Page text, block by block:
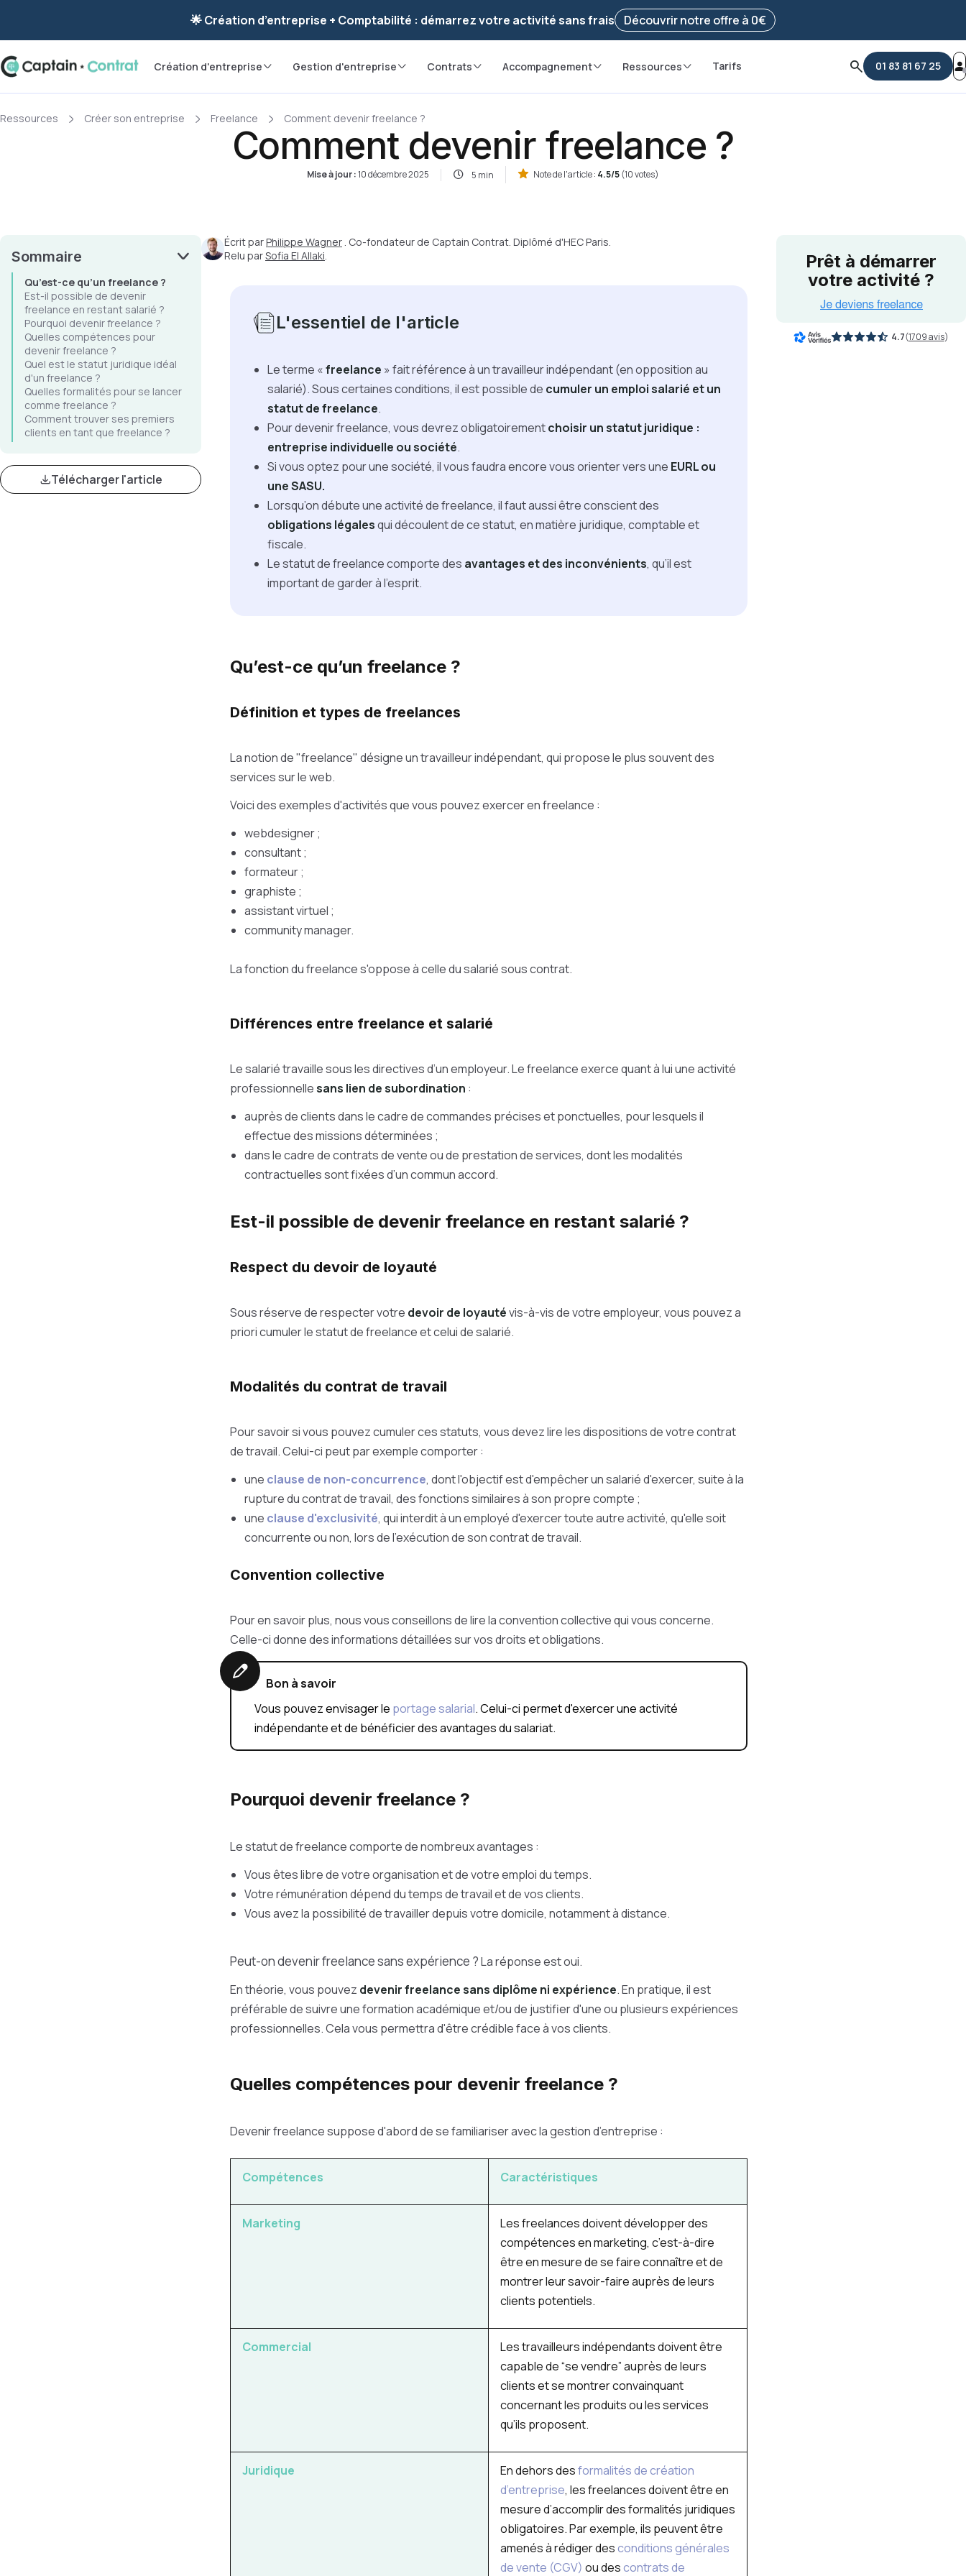
Ravis de vous revoir ! Votre démarchea été enregistrée 🚀 Reprendre ma démarche
🌟 Création d’entreprise + Comptabilité : démarrez votre activité sans frais Découvrir notre offre à 0€
Création d'entreprise Gestion d'entreprise Contrats Accompagnement Ressources Tarifs 01 83 81 67 25
Ressources Créer son entreprise Freelance Comment devenir freelance ?
Comment devenir freelance ?
Mise à jour :10 décembre 2025 5 min Note de l'article : 4.5/5(10 votes)
Sommaire
Qu’est-ce qu’un freelance ?
Est-il possible de devenir
freelance en restant salarié ?
Pourquoi devenir freelance ?
Quelles compétences pour
devenir freelance ?
Quel est le statut juridique idéal
d'un freelance ?
Quelles formalités pour se lancer
comme freelance ?
Comment trouver ses premiers
clients en tant que freelance ?
Télécharger l'article
Écrit parPhilippe Wagner. Co-fondateur de Captain Contrat. Diplômé d'HEC Paris.
Relu parSofia El Allaki.
L'essentiel de l'article
Le terme «freelance » fait référence à un travailleur indépendant (en opposition au
salarié). Sous certaines conditions, il est possible de cumuler un emploi salarié et un
statut de freelance.
Pour devenir freelance, vous devrez obligatoirementchoisir un statut juridique :
entreprise individuelle ou société.
Si vous optez pour une société, il vous faudra encore vous orienter vers une EURL ou
une SASU.
Lorsqu’on débute une activité de freelance, il faut aussi être conscient des
obligations légalesqui découlent de ce statut, en matière juridique, comptable et
fiscale.
Le statut de freelance comporte des avantages et des inconvénients, qu’il est
important de garder à l’esprit.
Qu’est-ce qu’un freelance ?
Définition et types de freelances
La notion de "freelance" désigne un travailleur indépendant, qui propose le plus souvent des
services sur le web.
Voici des exemples d'activités que vous pouvez exercer en freelance :
webdesigner ;
consultant ;
formateur ;
graphiste ;
assistant virtuel ;
community manager.
La fonction du freelance s'oppose à celle du salarié sous contrat.
Différences entre freelance et salarié
Le salarié travaille sous les directives d’un employeur. Le freelance exerce quant à lui une activité
professionnellesans lien de subordination :
auprès de clients dans le cadre de commandes précises et ponctuelles, pour lesquels il
effectue des missions déterminées ;
dans le cadre de contrats de vente ou de prestation de services, dont les modalités
contractuelles sont fixées d’un commun accord.
Est-il possible de devenir freelance en restant salarié ?
Respect du devoir de loyauté
Sous réserve de respecter votre devoir de loyautévis-à-vis de votre employeur, vous pouvez a
priori cumuler le statut de freelance et celui de salarié.
Modalités du contrat de travail
Pour savoir si vous pouvez cumuler ces statuts, vous devez lire les dispositions de votre contrat
de travail. Celui-ci peut par exemple comporter :
une clause de non-concurrence, dont l'objectif est d'empêcher un salarié d'exercer, suite à la
rupture du contrat de travail, des fonctions similaires à son propre compte ;
une clause d'exclusivité, qui interdit à un employé d'exercer toute autre activité, qu'elle soit
concurrente ou non, lors de l'exécution de son contrat de travail.
Convention collective
Pour en savoir plus, nous vous conseillons de lire la convention collective qui vous concerne.
Celle-ci donne des informations détaillées sur vos droits et obligations.
Bon à savoir
Vous pouvez envisager le portage salarial. Celui-ci permet d'exercer une activité
indépendante et de bénéficier des avantages du salariat.
Pourquoi devenir freelance ?
Le statut de freelance comporte de nombreux avantages :
Vous êtes libre de votre organisation et de votre emploi du temps.
Votre rémunération dépend du temps de travail et de vos clients.
Vous avez la possibilité de travailler depuis votre domicile, notamment à distance.
Peut-on devenir freelance sans expérience ?La réponse est oui.
En théorie, vous pouvez devenir freelance sans diplôme ni expérience. En pratique, il est
préférable de suivre une formation académique et/ou de justifier d'une ou plusieurs expériences
professionnelles. Cela vous permettra d'être crédible face à vos clients.
Quelles compétences pour devenir freelance ?
Devenir freelance suppose d'abord de se familiariser avec la gestion d’entreprise :
Compétences Caractéristiques
Marketing
Les freelances doivent développer des
compétences en marketing, c’est-à-dire
être en mesure de se faire connaître et de
montrer leur savoir-faire auprès de leurs
clients potentiels.
Commercial
Les travailleurs indépendants doivent être
capable de “se vendre” auprès de leurs
clients et se montrer convainquant
concernant les produits ou les services
qu’ils proposent.
Juridique En dehors desformalités de création
d’entreprise, les freelances doivent être en
mesure d’accomplir des formalités juridiques
obligatoires. Par exemple, ils peuvent être
amenés à rédiger desconditions générales
de vente (CGV) ou descontrats de
4.7(1709 avis)
Prêt à démarrer
votre activité ?